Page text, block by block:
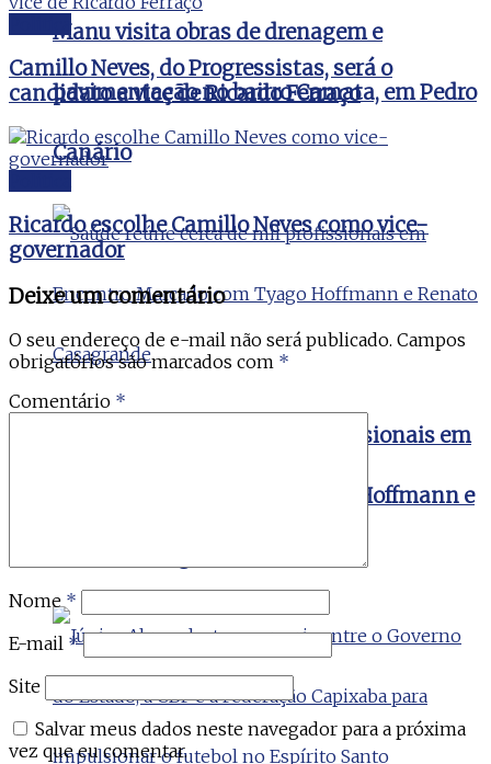
Manu visita obras de drenagem e
pavimentação no bairro Camata, em Pedro
Canário
Saúde reúne cerca de mil profissionais em
Encontro Marcado com Tyago Hoffmann e
Camillo Neves, do Progressistas, será o
candidato a vice de Ricardo Ferraço
Ricardo escolhe Camillo Neves como vice-
governador
Deixe um comentário
O seu endereço de e-mail não será publicado. Campos
obrigatórios são marcados com *
Comentário *
Nome*
E-mail *
Site
Salvar meus dados neste navegador para a próxima
vez que eu comentar.